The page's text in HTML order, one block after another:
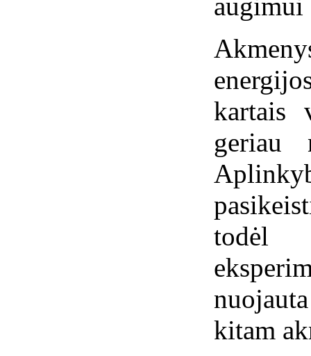
kartais
geriau
todėl
kitam